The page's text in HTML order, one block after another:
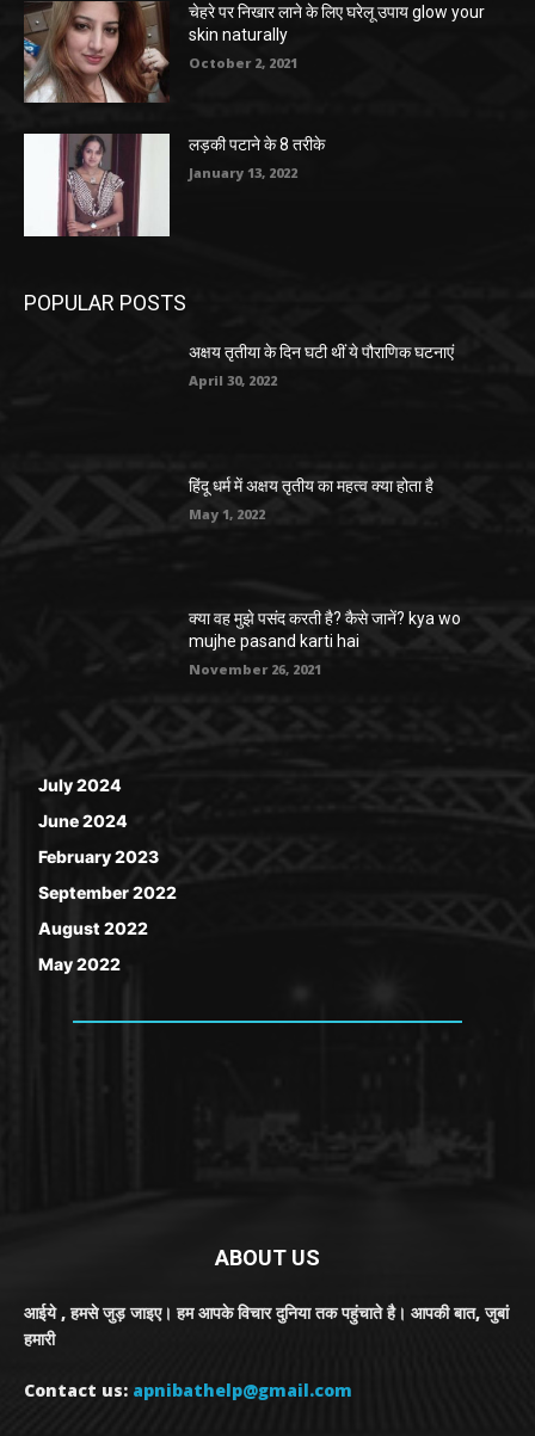
चेहरे पर निखार लाने के लिए घरेलू उपाय glow your
skin naturally
October 2, 2021
लड़की पटाने के 8 तरीके
January 13, 2022
POPULAR POSTS
अक्षय तृतीया के दिन घटी थीं ये पौराणिक घटनाएं
April 30, 2022
हिंदू धर्म में अक्षय तृतीय का महत्व क्या होता है
May 1, 2022
क्या वह मुझे पसंद करती है? कैसे जानें? kya wo
mujhe pasand karti hai
November 26, 2021
July 2024
June 2024
February 2023
September 2022
August 2022
May 2022
ABOUT US
आईये , हमसे जुड़ जाइए। हम आपके विचार दुनिया तक पहुंचाते है। आपकी बात, जुबां
हमारी
Contact us: apnibathelp@gmail.com